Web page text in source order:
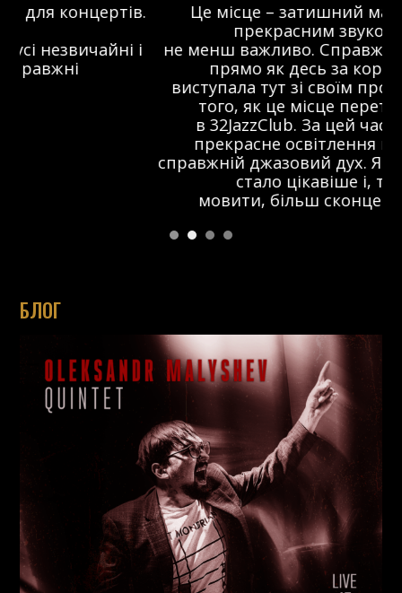
Це місце – затишний майданчик з
прекрасним звуком, що
не менш важливо. Справжній джаз-клуб,
прямо як десь за кордоном. Я
виступала тут зі своїм проектом ще до
того, як це місце перетворилося
в 32JazzClub. За цей час з’явилося
прекрасне освітлення на сцені та
справжній джазовий дух. Я думаю, що тут
стало цікавіше і, так би
мовити, більш сконцентровано.
БЛОГ